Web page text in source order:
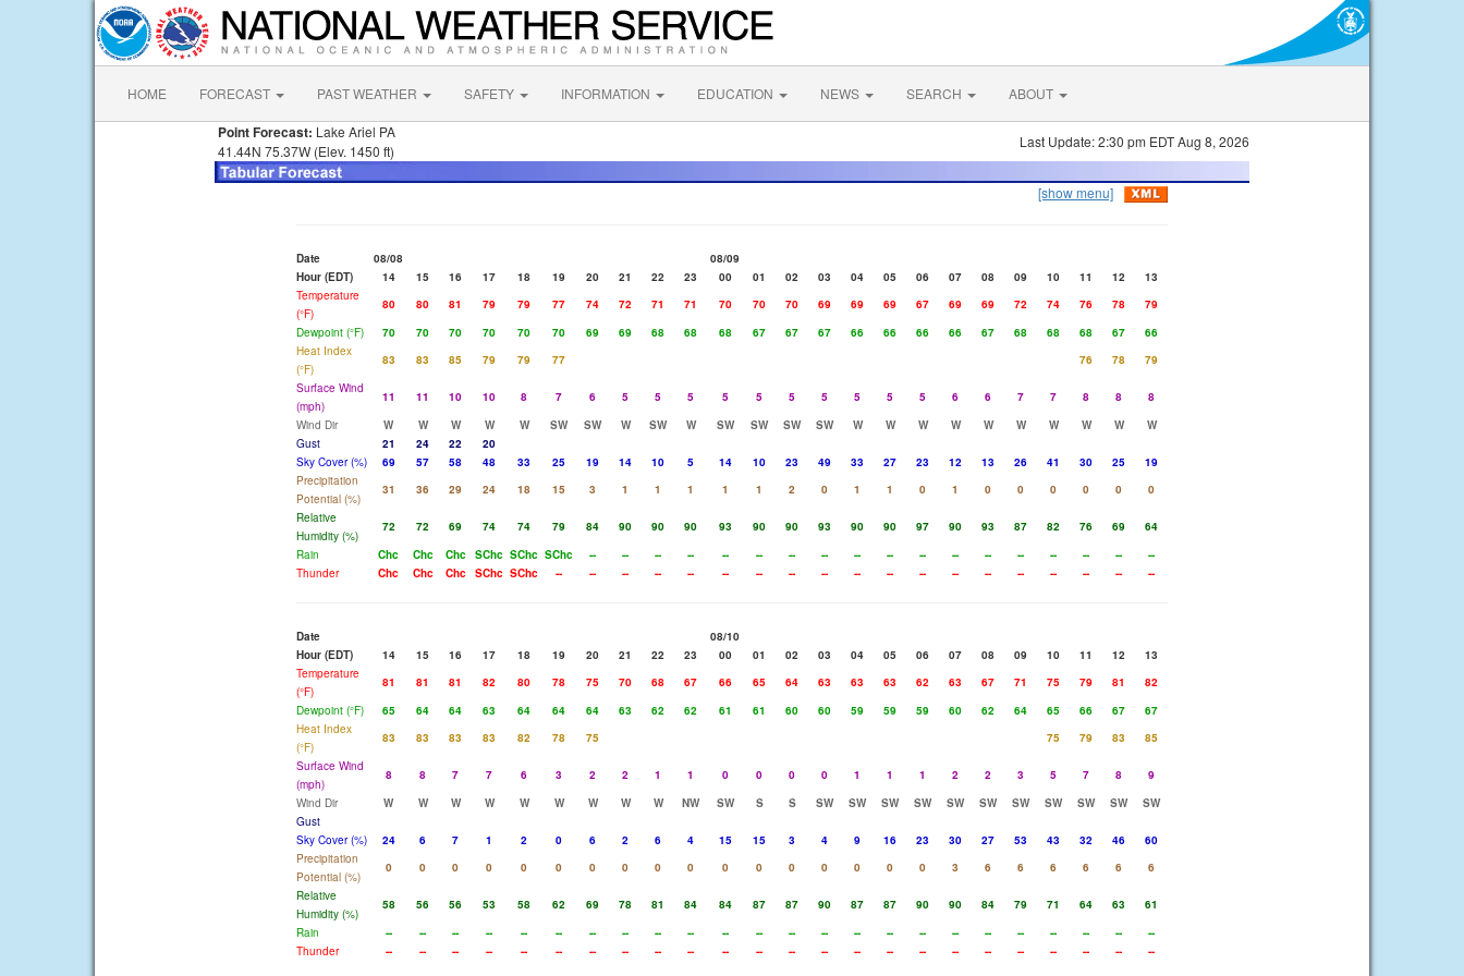
HOME FORECAST PAST WEATHER SAFETY INFORMATION EDUCATION NEWS SEARCH ABOUT
Point Forecast: Lake Ariel PA
41.44N 75.37W (Elev. 1450 ft)
Last Update: 2:30 pm EDT Aug 8, 2026
[show menu]
Date 08/08
08/09
Hour (EDT)
14 15 16 17 18 19 20 21 22 23 00 01 02 03 04 05 06 07 08 09 10 11 12
13
Temperature
(°F)
80 80 81 79 79 77 74 72 71 71 70 70 70 69 69 69 67 69 69 72 74 76 78
79
Dewpoint (°F)
70 70 70 70 70 70 69 69 68 68 68 67 67 67 66 66 66 66 67 68 68 68 67
66
Heat Index
(°F)
83 83 85 79 79 77 76 78
79
Surface Wind
(mph)
11 11 10 10 8 7 6 5 5 5 5 5 5 5 5 5 5 6 6 7 7 8 8
8
Wind Dir
W W W W W SW SW W SW W SW SW SW SW W W W W W W W W W
W
Gust
21 24 22
20
Sky Cover (%)
69 57 58 48 33 25 19 14 10 5 14 10 23 49 33 27 23 12 13 26 41 30 25
19
Precipitation
Potential (%)
31 36 29 24 18 15 3 1 1 1 1 1 2 0 1 1 0 1 0 0 0 0 0
0
Relative
Humidity (%)
72 72 69 74 74 79 84 90 90 90 93 90 90 93 90 90 97 90 93 87 82 76 69
64
Rain
Chc Chc Chc SChc SChc SChc -- -- -- -- -- -- -- -- -- -- -- -- -- -- -- -- --
--
Thunder
Chc Chc Chc SChc SChc -- -- -- -- -- -- -- -- -- -- -- -- -- -- -- -- -- -- --
Date
08/10
Hour (EDT)
14 15 16 17 18 19 20 21 22 23 00 01 02 03 04 05 06 07 08 09 10 11 12
13
Temperature
(°F)
81 81 81 82 80 78 75 70 68 67 66 65 64 63 63 63 62 63 67 71 75 79 81
82
Dewpoint (°F)
65 64 64 63 64 64 64 63 62 62 61 61 60 60 59 59 59 60 62 64 65 66 67
67
Heat Index
(°F)
83 83 83 83 82 78 75 75 79 83
85
Surface Wind
(mph)
8 8 7 7 6 3 2 2 1 1 0 0 0 0 1 1 1 2 2 3 5 7 8
9
Wind Dir
W W W W W W W W W NW SW S S SW SW SW SW SW SW SW SW SW SW
SW
Gust
Sky Cover (%)
24 6 7 1 2 0 6 2 6 4 15 15 3 4 9 16 23 30 27 53 43 32 46
60
Precipitation
Potential (%)
0 0 0 0 0 0 0 0 0 0 0 0 0 0 0 0 0 3 6 6 6 6 6
6
Relative
Humidity (%)
58 56 56 53 58 62 69 78 81 84 84 87 87 90 87 87 90 90 84 79 71 64 63
61
Rain
-- -- -- -- -- -- -- -- -- -- -- -- -- -- -- -- -- -- -- -- -- -- --
--
Thunder
-- -- -- -- -- -- -- -- -- -- -- -- -- -- -- -- -- -- -- -- -- -- -- --